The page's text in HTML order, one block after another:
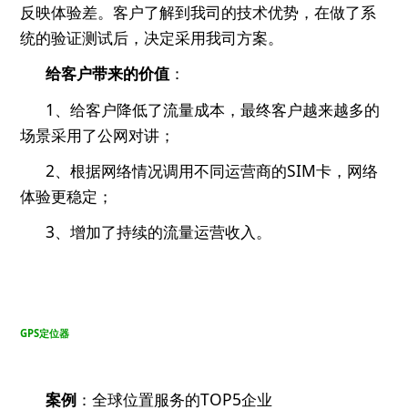
反映体验差。客户了解到我司的技术优势，在做了系
统的验证测试后，决定采用我司方案。
给客户带来的价值 ：
1、给客户降低了流量成本，最终客户越来越多的
场景采用了公网对讲；
2、根据网络情况调用不同运营商的SIM卡，网络
体验更稳定；
3、增加了持续的流量运营收入。
GPS定位器
案例 ：全球位置服务的TOP5企业